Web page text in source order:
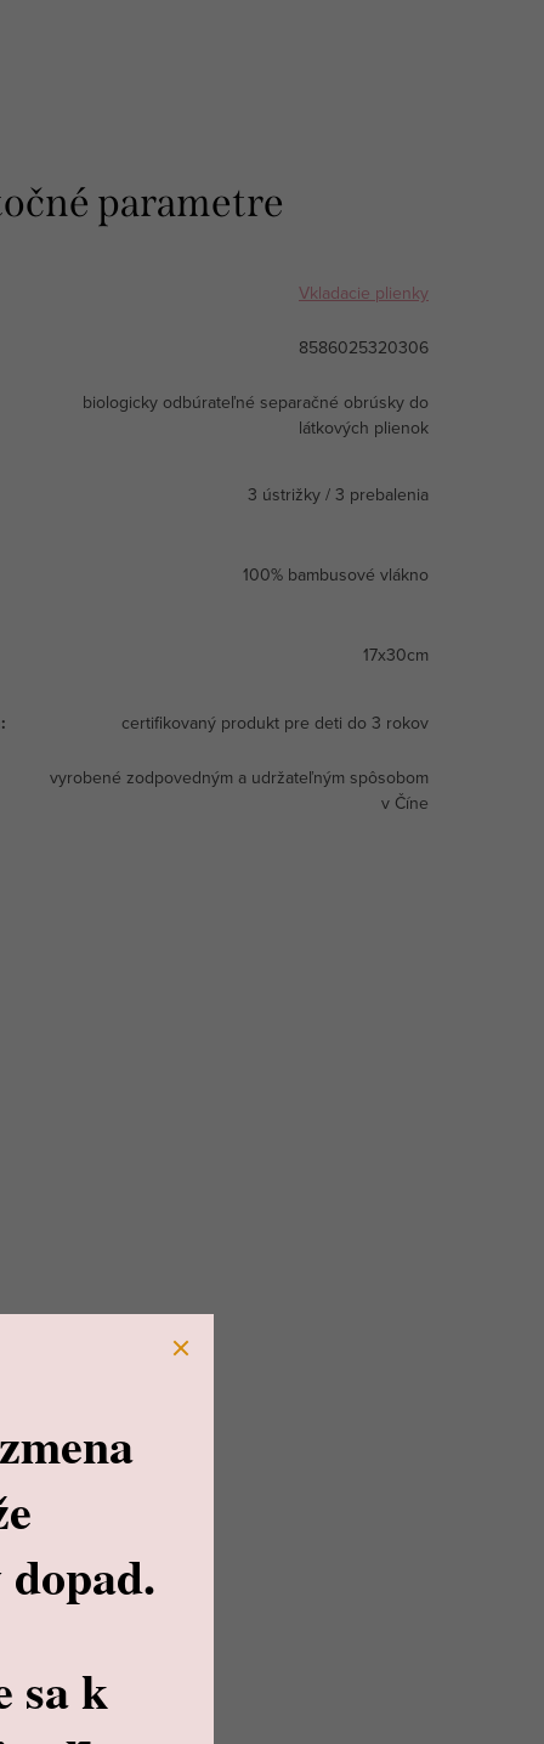
parametre
Vkladacie plienky
8586025320306
biologicky odbúrateľné separačné obrúsky do
látkových plienok
3 ústrižky / 3 prebalenia
100% bambusové vlákno
17x30cm
: certifikovaný produkt pre deti do 3 rokov
vyrobené zodpovedným a udržateľným spôsobom
v Číne
sa k